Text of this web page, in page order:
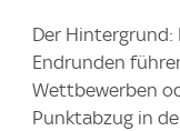
Der Hintergrund:
Endrunden
Wettbewerben
Punktabzug in